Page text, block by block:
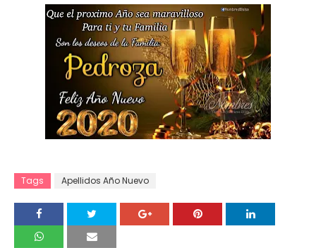
Tags Apellidos Año Nuevo